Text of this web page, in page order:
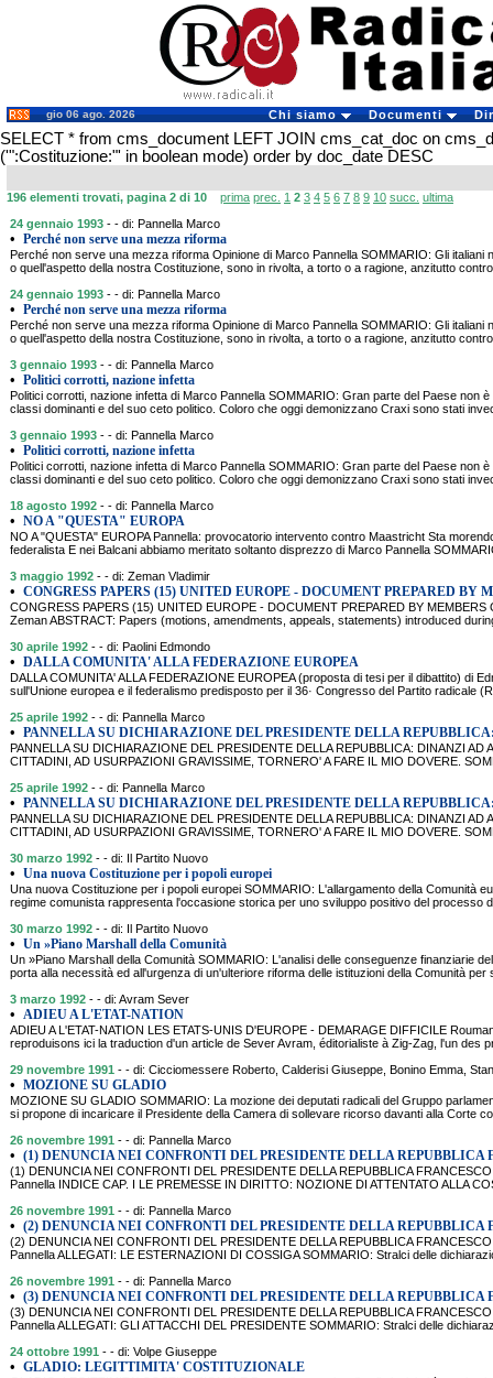
gio 06 ago. 2026 Chi siamo Documenti
SELECT * from cms_document LEFT JOIN cms_cat_doc on
('":Costituzione:"' in boolean mode) order by doc_date DESC
196 elementi trovati, pagina 2 di 10 prima prec. 1 2 3 4 5 6 7 8 9 10 succ. ultima
24 gennaio 1993 - - di: Pannella Marco
• Perché non serve una mezza riforma
Perché non serve una mezza riforma Opinione di Marco Pannella SOMMARIO: Gli italiani
o quell'aspetto della nostra Costituzione, sono in rivolta, a torto o a ragione, anzitutto
24 gennaio 1993 - - di: Pannella Marco
• Perché non serve una mezza riforma
Perché non serve una mezza riforma Opinione di Marco Pannella SOMMARIO: Gli italiani
o quell'aspetto della nostra Costituzione, sono in rivolta, a torto o a ragione, anzitutto
3 gennaio 1993 - - di: Pannella Marco
• Politici corrotti, nazione infetta
Politici corrotti, nazione infetta di Marco Pannella SOMMARIO: Gran parte del Paese non
classi dominanti e del suo ceto politico. Coloro che oggi demonizzano Craxi sono stati
3 gennaio 1993 - - di: Pannella Marco
• Politici corrotti, nazione infetta
Politici corrotti, nazione infetta di Marco Pannella SOMMARIO: Gran parte del Paese non
classi dominanti e del suo ceto politico. Coloro che oggi demonizzano Craxi sono stati
18 agosto 1992 - - di: Pannella Marco
• NO A "QUESTA" EUROPA
NO A "QUESTA" EUROPA Pannella: provocatorio intervento contro Maastricht Sta
federalista E nei Balcani abbiamo meritato soltanto disprezzo di Marco Pannella
3 maggio 1992 - - di: Zeman Vladimir
• CONGRESS PAPERS (15) UNITED EUROPE - DOCUMENT PREPARED BY
CONGRESS PAPERS (15) UNITED EUROPE - DOCUMENT PREPARED BY
Zeman ABSTRACT: Papers (motions, amendments, appeals, statements) introduced
30 aprile 1992 - - di: Paolini Edmondo
• DALLA COMUNITA' ALLA FEDERAZIONE EUROPEA
DALLA COMUNITA' ALLA FEDERAZIONE EUROPEA (proposta di tesi per il dibattito) di
sull'Unione europea e il federalismo predisposto per il 36· Congresso del Partito radicale
25 aprile 1992 - - di: Pannella Marco
• PANNELLA SU DICHIARAZIONE DEL PRESIDENTE DELLA
PANNELLA SU DICHIARAZIONE DEL PRESIDENTE DELLA REPUBBLICA: DINANZI AD
CITTADINI, AD USURPAZIONI GRAVISSIME, TORNERO' A FARE IL MIO DOVERE.
25 aprile 1992 - - di: Pannella Marco
• PANNELLA SU DICHIARAZIONE DEL PRESIDENTE DELLA
PANNELLA SU DICHIARAZIONE DEL PRESIDENTE DELLA REPUBBLICA: DINANZI AD
CITTADINI, AD USURPAZIONI GRAVISSIME, TORNERO' A FARE IL MIO DOVERE.
30 marzo 1992 - - di: Il Partito Nuovo
• Una nuova Costituzione per i popoli europei
Una nuova Costituzione per i popoli europei SOMMARIO: L'allargamento della Comunità
regime comunista rappresenta l'occasione storica per uno sviluppo positivo del processo
30 marzo 1992 - - di: Il Partito Nuovo
• Un »Piano Marshall della Comunità
Un »Piano Marshall della Comunità SOMMARIO: L'analisi delle conseguenze finanziarie
porta alla necessità ed all'urgenza di un'ulteriore riforma delle istituzioni della Comunità per
3 marzo 1992 - - di: Avram Sever
• ADIEU A L'ETAT-NATION
ADIEU A L'ETAT-NATION LES ETATS-UNIS D'EUROPE - DEMARAGE DIFFICILE
reproduisons ici la traduction d'un article de Sever Avram, éditorialiste à Zig-Zag, l'un des
29 novembre 1991 - - di: Cicciomessere Roberto, Calderisi Giuseppe, Bonino Emma,
• MOZIONE SU GLADIO
MOZIONE SU GLADIO SOMMARIO: La mozione dei deputati radicali del Gruppo
si propone di incaricare il Presidente della Camera di sollevare ricorso davanti alla Corte
26 novembre 1991 - - di: Pannella Marco
• (1) DENUNCIA NEI CONFRONTI DEL PRESIDENTE DELLA REPUBBLICA
(1) DENUNCIA NEI CONFRONTI DEL PRESIDENTE DELLA REPUBBLICA
Pannella INDICE CAP. I LE PREMESSE IN DIRITTO: NOZIONE DI ATTENTATO ALLA
26 novembre 1991 - - di: Pannella Marco
• (2) DENUNCIA NEI CONFRONTI DEL PRESIDENTE DELLA REPUBBLICA
(2) DENUNCIA NEI CONFRONTI DEL PRESIDENTE DELLA REPUBBLICA
Pannella ALLEGATI: LE ESTERNAZIONI DI COSSIGA SOMMARIO: Stralci delle
26 novembre 1991 - - di: Pannella Marco
• (3) DENUNCIA NEI CONFRONTI DEL PRESIDENTE DELLA REPUBBLICA
(3) DENUNCIA NEI CONFRONTI DEL PRESIDENTE DELLA REPUBBLICA
Pannella ALLEGATI: GLI ATTACCHI DEL PRESIDENTE SOMMARIO: Stralci delle
24 ottobre 1991 - - di: Volpe Giuseppe
• GLADIO: LEGITTIMITA' COSTITUZIONALE